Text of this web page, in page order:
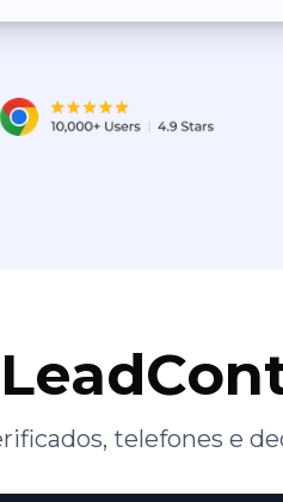
telefones e